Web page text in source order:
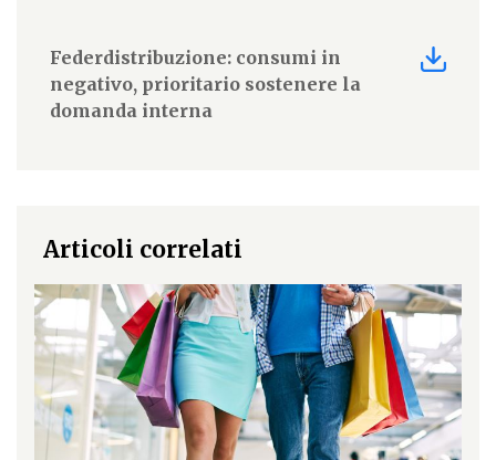
Federdistribuzione: consumi in
negativo, prioritario sostenere la
domanda interna
Articoli correlati